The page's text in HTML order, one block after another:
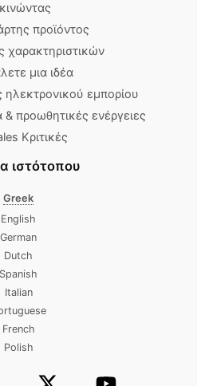
προϊόντος
χαρακτηριστικών
μια ιδέα
εμπορίου
& προωθητικές ενέργειες
Κριτικές
ιστότοπου
Greek
English
German
Dutch
Spanish
Italian
French
Polish